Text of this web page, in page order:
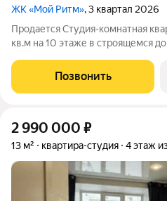
ЖК «Мой Ритм», 3 квартал 2026
Продается Студия-комнатная
кв.м на 10 этаже в строящемся
жилой комплекс в одном из
пересечении пр. Победы и ул.
Позвонить
2 990 000 ₽
13 м² квартира-студия 4 этаж